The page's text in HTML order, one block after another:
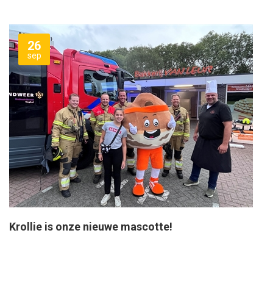
26
sep
Krollie is onze nieuwe mascotte!